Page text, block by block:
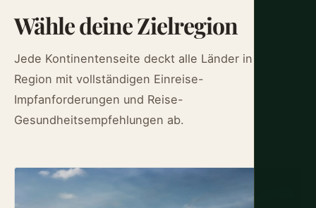
Wähle deine Zielregion
Jede Kontinentenseite deckt alle Länder in der
Region mit vollständigen Einreise-
Impfanforderungen und Reise-
Gesundheitsempfehlungen ab.